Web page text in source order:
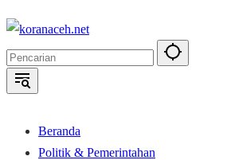
Langsung
konten
Beranda
Politik & Pemerintahan